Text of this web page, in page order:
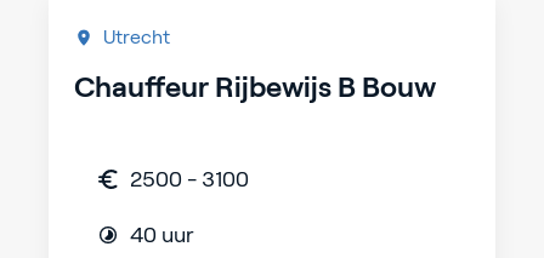
Utrecht
Chauffeur Rijbewijs B Bouw
2500 - 3100
40 uur